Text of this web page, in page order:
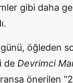
gibi daha
öğleden
de Devrimci
önerilen “